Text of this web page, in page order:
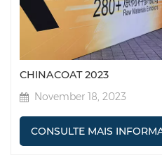
CHINACOAT 2023
November 18, 2023
CONSULTE MAIS